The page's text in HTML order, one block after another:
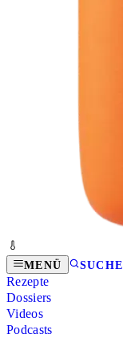
MENÜ SUCHE
Rezepte
Dossiers
Videos
Podcasts